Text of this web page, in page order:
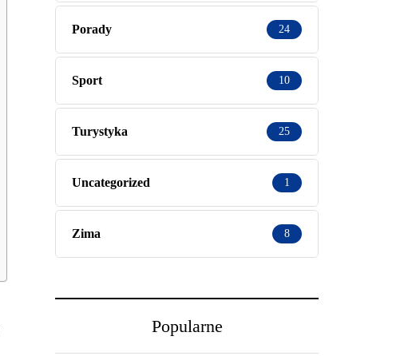
Porady 24
Sport 10
Turystyka 25
Uncategorized 1
Zima 8
Popularne